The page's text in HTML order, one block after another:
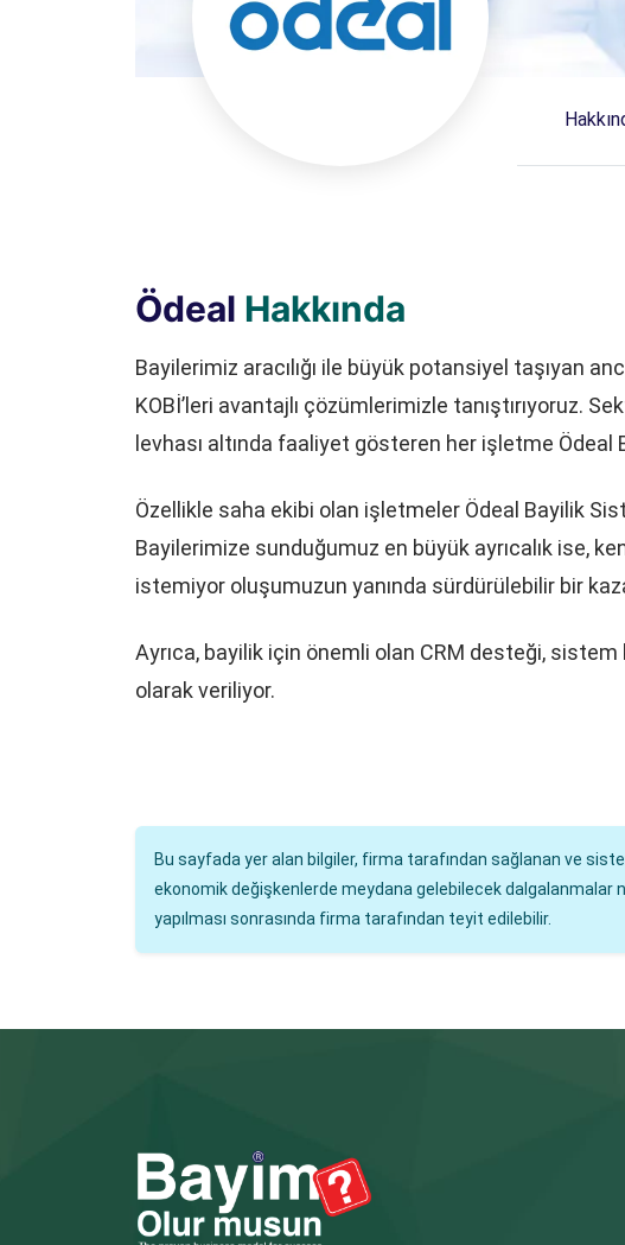
Ödeal Hakkında
Bayilerimiz aracılığı ile büyük potansiyel taşıyan
KOBİ’leri avantajlı çözümlerimizle tanıştırıyoruz.
levhası altında faaliyet gösteren her işletme Ödeal
Özellikle saha ekibi olan işletmeler Ödeal Bayilik
Bayilerimize sunduğumuz en büyük ayrıcalık ise,
istemiyor oluşumuzun yanında sürdürülebilir bir
Ayrıca, bayilik için önemli olan CRM desteği,
olarak veriliyor.
Bu sayfada yer alan bilgiler, firma tarafından sağlanan ve
ekonomik değişkenlerde meydana gelebilecek dalgalanmalar
yapılması sonrasında firma tarafından teyit edilebilir.